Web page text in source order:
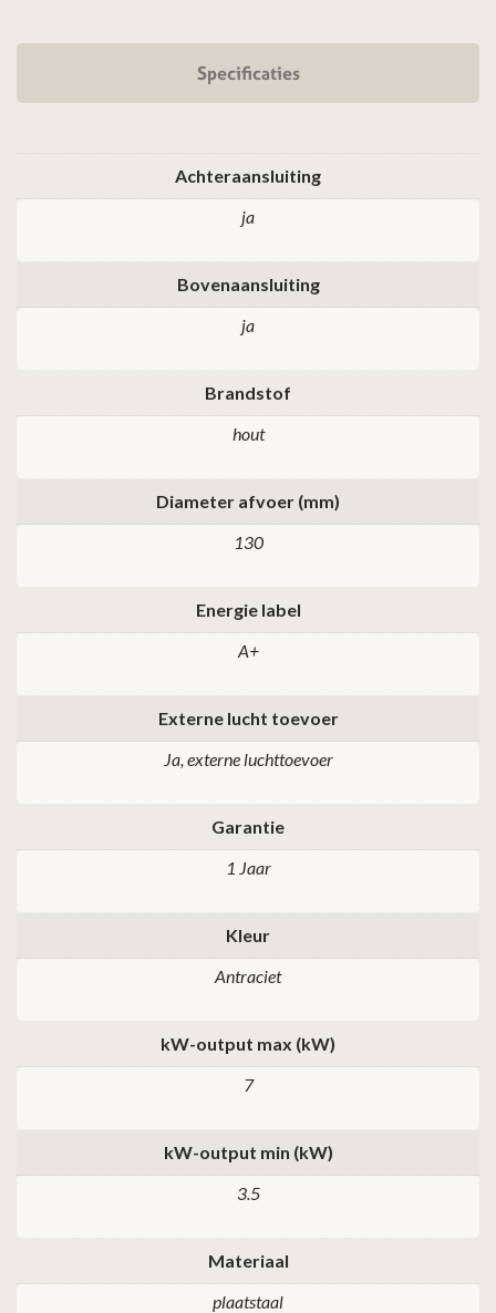
Specificaties
Achteraansluiting
ja
Bovenaansluiting
ja
Brandstof
hout
Diameter afvoer (mm)
130
Energie label
A+
Externe lucht toevoer
Ja, externe luchttoevoer
Garantie
1 Jaar
Kleur
Antraciet
kW-output max (kW)
7
kW-output min (kW)
3.5
Materiaal
plaatstaal